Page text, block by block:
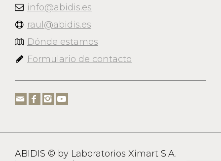
info@abidis.es
raul@abidis.es
Dónde estamos
Formulario de contacto
ABIDIS © by Laboratorios Ximart S.A.